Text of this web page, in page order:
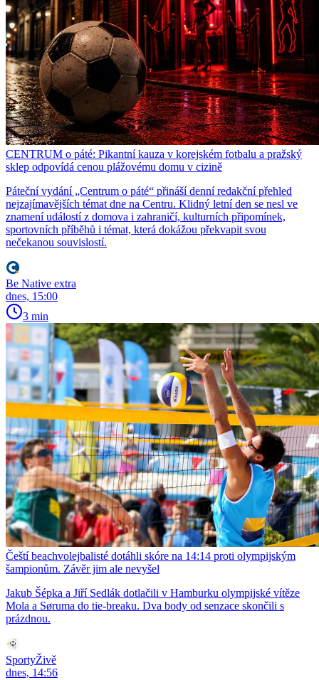
CENTRUM o páté: Pikantní kauza v korejském fotbalu a pražský
sklep odpovídá cenou plážovému domu v cizině
Páteční vydání „Centrum o páté“ přináší denní redakční přehled
nejzajímavějších témat dne na Centru. Klidný letní den se nesl ve
znamení událostí z domova i zahraničí, kulturních připomínek,
sportovních příběhů i témat, která dokážou překvapit svou
nečekanou souvislostí.
Be Native extra
dnes, 15:00
3 min
Čeští beachvolejbalisté dotáhli skóre na 14:14 proti olympijským
šampionům. Závěr jim ale nevyšel
Jakub Šépka a Jiří Sedlák dotlačili v Hamburku olympijské vítěze
Mola a Søruma do tie-breaku. Dva body od senzace skončili s
prázdnou.
SportyŽivě
dnes, 14:56